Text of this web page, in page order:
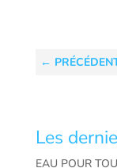
←
Les
EAU POUR